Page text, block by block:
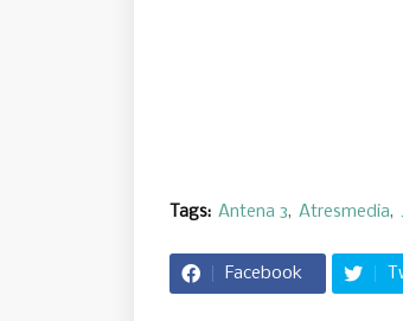
Tags: Antena 3 Atresmedia
Facebook